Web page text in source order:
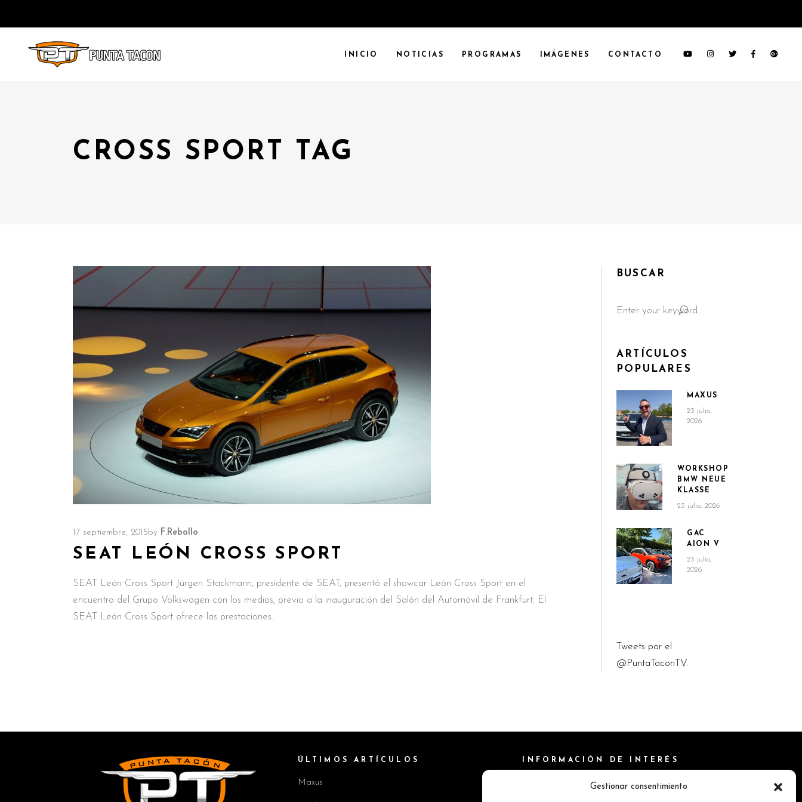
Gestionar consentimiento
INICIO NOTICIAS PROGRAMAS IMÁGENES CONTACTO
CROSS SPORT TAG
17 septiembre, 2015by F.Rebollo
SEAT LEÓN CROSS SPORT
SEAT León Cross Sport Jürgen Stackmann, presidente de SEAT, presentó el showcar León Cross Sport en el
encuentro del Grupo Volkswagen con los medios, previo a la inauguración del Salón del Automóvil de Frankfurt. El
SEAT León Cross Sport ofrece las prestaciones
BUSCAR
for:
ARTÍCULOS
POPULARES
MAXUS
23 julio,
2026
WORKSHOP
BMW NEUE
KLASSE
23 julio, 2026
GAC
AION V
23 julio,
2026
Tweets por el
@PuntaTaconTV.
ÚLTIMOS ARTÍCULOS
Maxus
INFORMACIÓN DE INTERÉS
Política de Cookies